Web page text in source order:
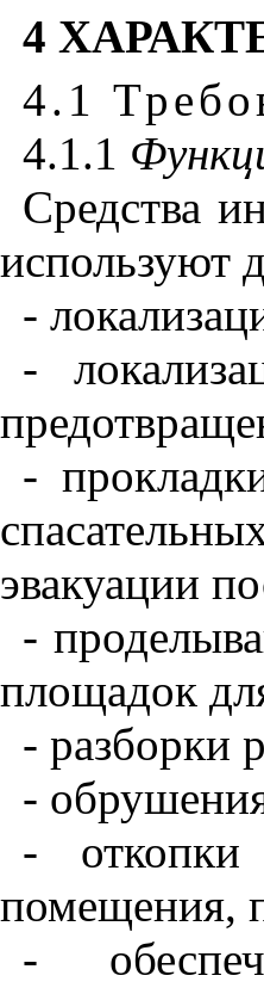
4
4.1
4.1.1
Средства
используют
-
-
-
эвакуации
-
площадок
- разборки
-
-
помещения,
-